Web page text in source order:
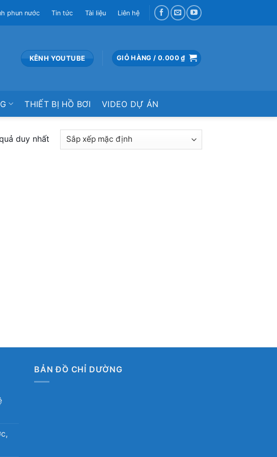
phun nước Tin tức Tài liệu Liên hệ
KÊNH YOUTUBE GIỎ HÀNG / 0.000₫
THIẾT BỊ HỒ BƠI VIDEO DỰ ÁN
duy nhất
BẢN ĐỒ CHỈ DƯỜNG